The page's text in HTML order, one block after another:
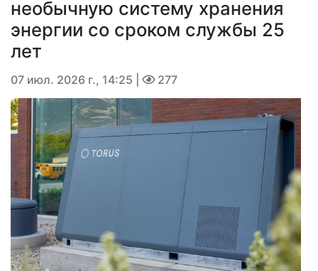
необычную систему хранения
энергии со сроком службы 25
лет
07 июл. 2026 г., 14:25 277